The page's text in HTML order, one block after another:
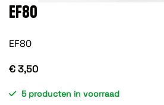
EF80
EF80
€ 3,50
5 producten in voorraad